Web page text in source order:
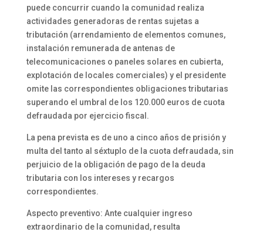
puede concurrir cuando la comunidad realiza
actividades generadoras de rentas sujetas a
tributación (arrendamiento de elementos comunes,
instalación remunerada de antenas de
telecomunicaciones o paneles solares en cubierta,
explotación de locales comerciales) y el presidente
omite las correspondientes obligaciones tributarias
superando el umbral de los 120.000 euros de cuota
defraudada por ejercicio fiscal.
La pena prevista es de uno a cinco años de prisión y
multa del tanto al séxtuplo de la cuota defraudada, sin
perjuicio de la obligación de pago de la deuda
tributaria con los intereses y recargos
correspondientes.
Aspecto preventivo: Ante cualquier ingreso
extraordinario de la comunidad, resulta